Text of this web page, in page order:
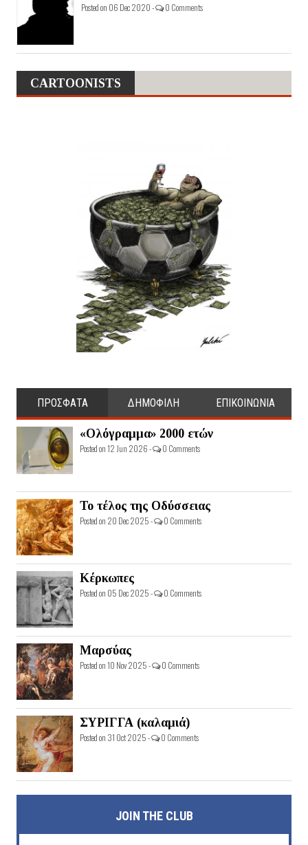
Posted on 06 Dec 2020 - 0 Comments
CARTOONISTS
ΠΡΟΣΦΑΤΑ ΔΗΜΟΦΙΛΗ ΕΠΙΚΟΙΝΩΝΙΑ
«Ολόγραμμα» 2000 ετών
Posted on 12 Jun 2026 - 0 Comments
Το τέλος της Οδύσσειας
Posted on 20 Dec 2025 - 0 Comments
Κέρκωπες
Posted on 05 Dec 2025 - 0 Comments
Μαρσύας
Posted on 10 Nov 2025 - 0 Comments
ΣΥΡΙΓΓΑ (καλαμιά)
Posted on 31 Oct 2025 - 0 Comments
JOIN THE CLUB